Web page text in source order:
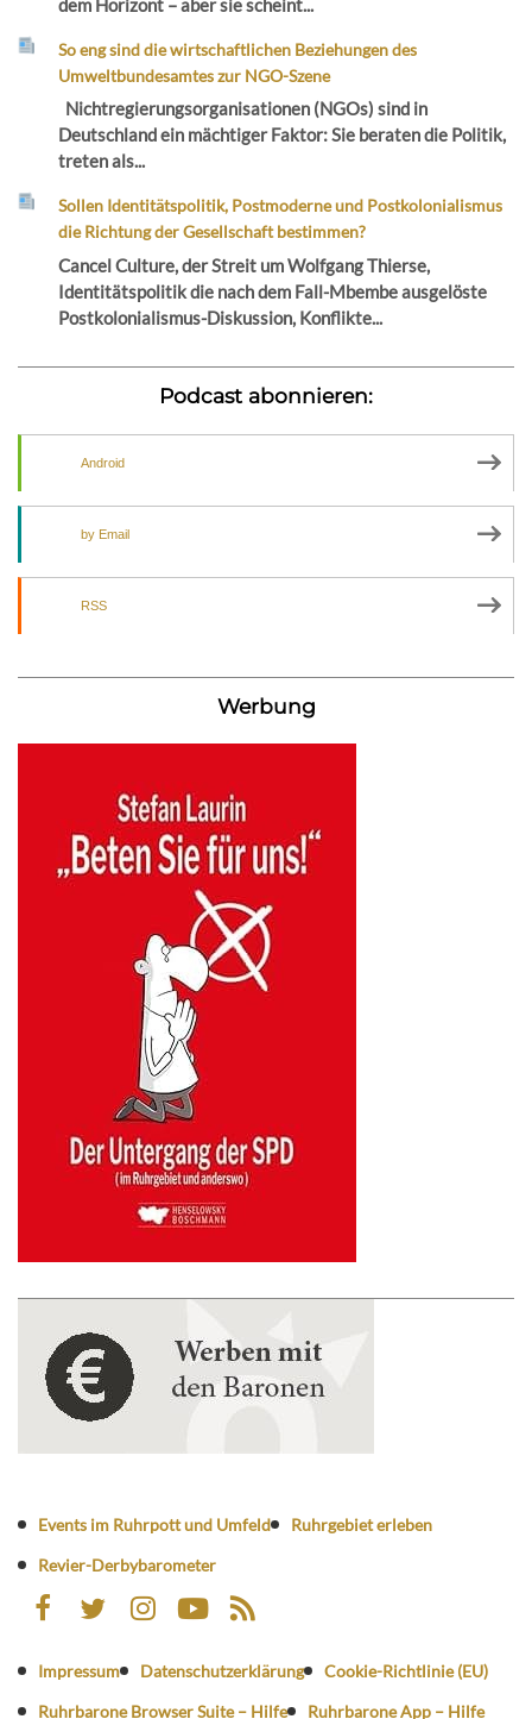
So eng sind die wirtschaftlichen Beziehungen des
Umweltbundesamtes zur NGO-Szene
Nichtregierungsorganisationen (NGOs) sind in
Deutschland ein mächtiger Faktor: Sie beraten die Politik,
treten als...
Sollen Identitätspolitik, Postmoderne und Postkolonialismus
die Richtung der Gesellschaft bestimmen?
Cancel Culture, der Streit um Wolfgang Thierse,
Identitätspolitik die nach dem Fall-Mbembe ausgelöste
Postkolonialismus-Diskussion, Konflikte...
Podcast abonnieren:
Android
by Email
RSS
Werbung
Events im Ruhrpott und Umfeld
Ruhrgebiet erleben
Revier-Derbybarometer
Impressum Datenschutzerklärung
Cookie-Richtlinie (EU)
Ruhrbarone Browser Suite – Hilfe
Ruhrbarone App – Hilfe